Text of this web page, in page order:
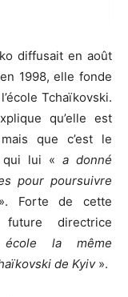
diffusait en août
1998, elle fonde
Tchaïkovski.
qu’elle est
que c’est le
qui lui « a donné
pour poursuivre
». Forte de cette
future directrice
la même
de Kyiv ».